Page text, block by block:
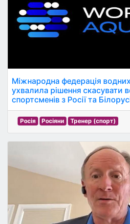
Міжнародна федерація
ухвалила рішення скасувати
спортсменів з Росії та
Росія Росіяни Тренер (спорт)